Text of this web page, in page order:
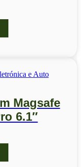
Magsafe
6.1″